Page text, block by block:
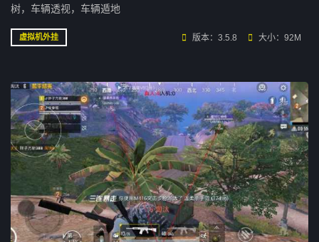
树，车辆透视，车辆遁地
虚拟机外挂 版本：3.5.8 大小：92M